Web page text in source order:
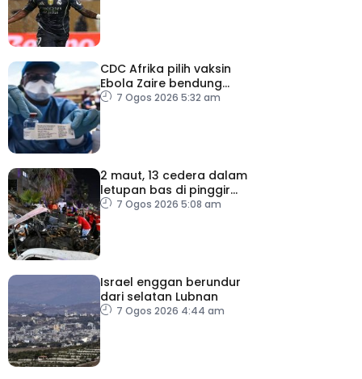
CDC Afrika pilih vaksin
Ebola Zaire bendung
penularan wabak
7 Ogos 2026 5:32 am
2 maut, 13 cedera dalam
letupan bas di pinggir
Damsyik
7 Ogos 2026 5:08 am
Israel enggan berundur
dari selatan Lubnan
7 Ogos 2026 4:44 am